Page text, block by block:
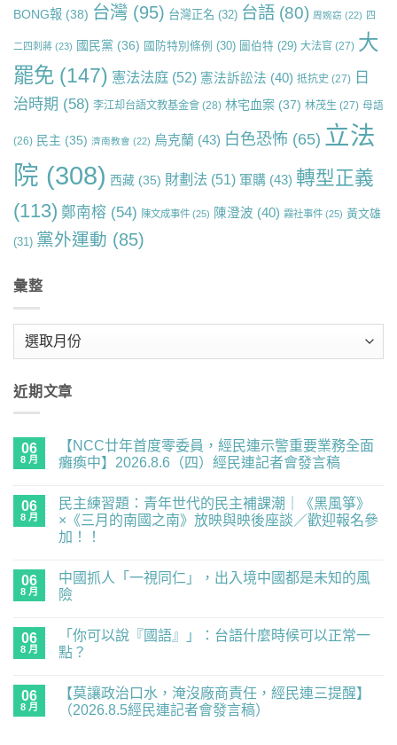
BONG報 (38) 台灣 (95) 台灣正名 (32) 台語 (80) 周婉窈 (22) 四
二四刺蔣 (23) 國民黨 (36) 國防特別條例 (30) 圖伯特 (29) 大法官 (27) 大
罷免 (147) 憲法法庭 (52) 憲法訴訟法 (40) 抵抗史 (27) 日
治時期 (58) 李江却台語文教基金會 (28) 林宅血案 (37) 林茂生 (27) 母語
(26) 民主 (35) 濟南教會 (22) 烏克蘭 (43) 白色恐怖 (65) 立法
院 (308) 西藏 (35) 財劃法 (51) 軍購 (43) 轉型正義
(113) 鄭南榕 (54) 陳文成事件 (25) 陳澄波 (40) 霧社事件 (25) 黃文雄
(31) 黨外運動 (85)
彙整
近期文章
06
8 月
【NCC廿年首度零委員，經民連示警重要業務全面
癱瘓中】2026.8.6（四）經民連記者會發言稿
廿
首
度
員，
經
民
要
留
言
06
8 月
民主練習題：青年世代的民主補課潮｜《黑風箏》
×《三月的南國之南》放映與映後座談／歡迎報名參
加！！
主
練
習
世
代
留
言
06
8 月
中國抓人「一視同仁」，出入境中國都是未知的風
險
抓
人
仁」，
言
06
8 月
「你可以說『國語』」：台語什麼時候可以正常一
點？
06
8 月
【莫讓政治口水，淹沒廠商責任，經民連三提醒】
（2026.8.5經民連記者會發言稿）